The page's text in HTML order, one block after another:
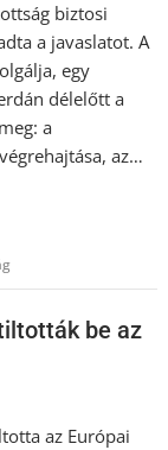
biztosi
a javaslatot. A
egy
délelőtt a
a
az…
be az
az Európai